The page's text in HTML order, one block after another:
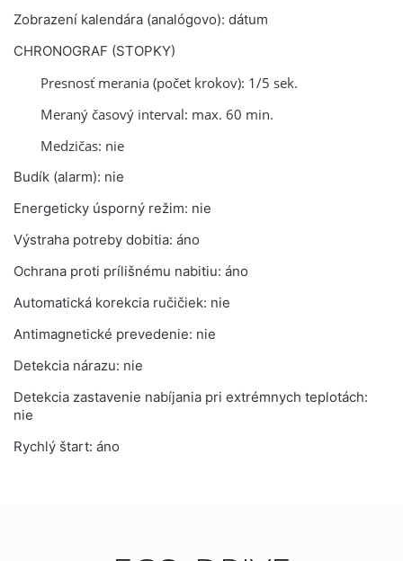
Zobrazení kalendára (analógovo): dátum
CHRONOGRAF (STOPKY)
Presnosť merania (počet krokov): 1/5 sek.
Meraný časový interval: max. 60 min.
Medzičas: nie
Budík (alarm): nie
Energeticky úsporný režim: nie
Výstraha potreby dobitia: áno
Ochrana proti prílišnému nabitiu: áno
Automatická korekcia ručičiek: nie
Antimagnetické prevedenie: nie
Detekcia nárazu: nie
Detekcia zastavenie nabíjania pri extrémnych teplotách:
nie
Rychlý štart: áno